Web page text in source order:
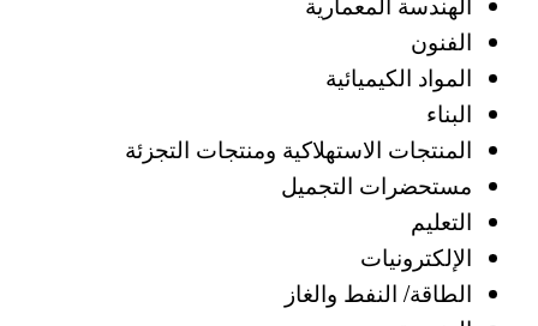
الفنون
المواد الكيميائية
البناء
المنتجات الاستهلاكية ومنتجات التجزئة
مستحضرات التجميل
التعليم
الإلكترونيات
الطاقة/ النفط والغاز